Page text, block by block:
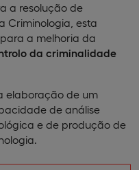
a resolução de
Criminologia, esta
a melhoria da
da criminalidade
elaboração de um
de análise
e de produção de